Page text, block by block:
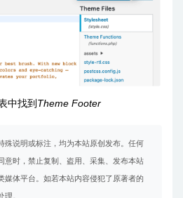
中找到 Theme Footer
殊说明或标注，均为本站原创发布。任何
意时，禁止复制、盗用、采集、发布本站
媒体平台。如若本站内容侵犯了原著者的
。